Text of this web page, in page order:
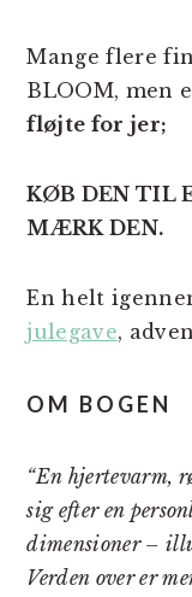
Mange flere
BLOOM, men
fløjte for jer;
KØB DEN TIL
MÆRK DEN.
En helt
julegave,
OM BOGEN
“En hjertevarm,
sig efter en
dimensioner –
Verden over er